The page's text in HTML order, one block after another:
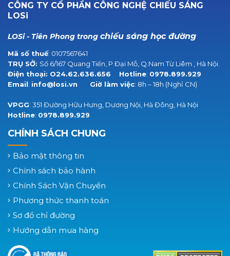
CÔNG TY CỔ PHẦN CÔNG NGHỆ CHIẾU SÁNG
LOSi
LOSi - Tiên Phong trong chiếu sáng học đường
Mã số thuế: 0107567641
TRỤ SỞ: Số 6/167 Quang Tiến, P.Đại Mỗ, Q.Nam Từ Liêm , Hà Nội.
Điện thoại: O24.62.636.656 Hotline: 0978.899.929
Email: info@losi.vn Giờ làm việc: 8h – 18h (Nghỉ CN)
VPGG: 351 Đường Hữu Hưng, Dương Nội, Hà Đông, Hà Nội
Hotline: 0978.899.929
CHÍNH SÁCH CHUNG
Bảo mật thông tin
Chính sách bảo hành
Chính Sách Vận Chuyển
Phương thức thanh toán
Sơ đồ chỉ đường
Hướng dẫn mua hàng